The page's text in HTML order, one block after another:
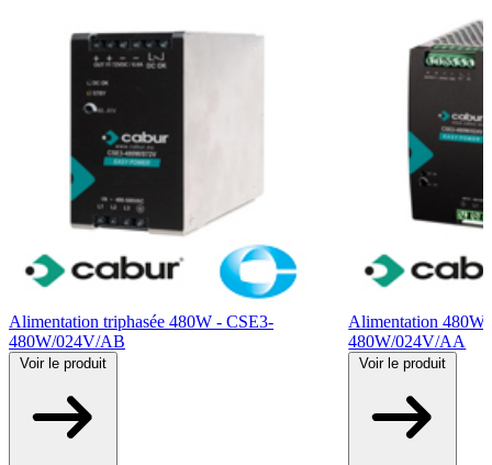
Alimentation triphasée 480W - CSE3-
480W/024V/AB
Voir le produit
Alimentation 480W
480W/024V/AA
Voir le produit